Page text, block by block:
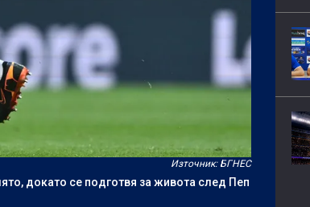
Източник: БГНЕС
докато се подготвя за живота след Пеп